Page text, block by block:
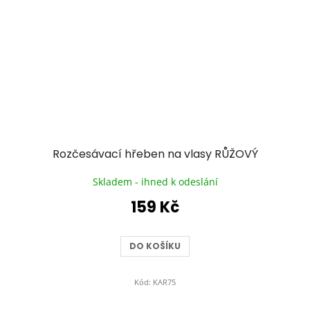
Rozčesávací hřeben na vlasy RŮŽOVÝ
Skladem - ihned k odeslání
159 Kč
DO KOŠÍKU
Kód: KAR75